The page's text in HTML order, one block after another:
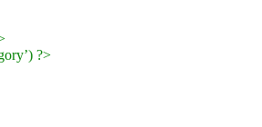
?>